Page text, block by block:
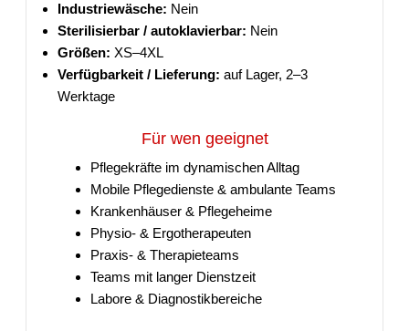
Industriewäsche: Nein
Sterilisierbar / autoklavierbar: Nein
Größen: XS–4XL
Verfügbarkeit / Lieferung: auf Lager, 2–3
Werktage
Für wen geeignet
Pflegekräfte im dynamischen Alltag
Mobile Pflegedienste & ambulante Teams
Krankenhäuser & Pflegeheime
Physio- & Ergotherapeuten
Praxis- & Therapieteams
Teams mit langer Dienstzeit
Labore & Diagnostikbereiche